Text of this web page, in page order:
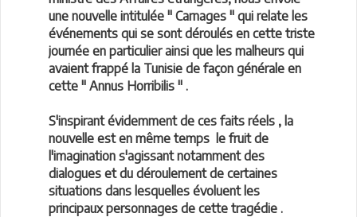
une nouvelle intitulée " Carnages " qui relate les
événements qui se sont déroulés en cette triste
journée en particulier ainsi que les malheurs qui
avaient frappé la Tunisie de façon générale en
cette " Annus Horribilis " .
S'inspirant évidemment de ces faits réels , la
nouvelle est en même temps le fruit de
l'imagination s'agissant notamment des
dialogues et du déroulement de certaines
situations dans lesquelles évoluent les
principaux personnages de cette tragédie .